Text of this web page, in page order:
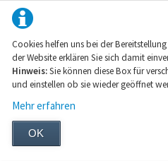
Cookies helfen uns bei der
der Website erklären Sie sich damit
Hinweis:Sie können diese Box für
und einstellen ob sie wieder geöffnet
Mehr erfahren
OK